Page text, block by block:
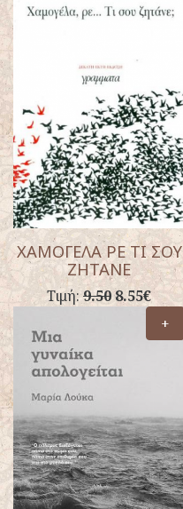
ΧΑΜΟΓΕΛΑ ΡΕ ΤΙ ΣΟΥ
ΖΗΤΑΝΕ
Τιμή:9.508.55€
+